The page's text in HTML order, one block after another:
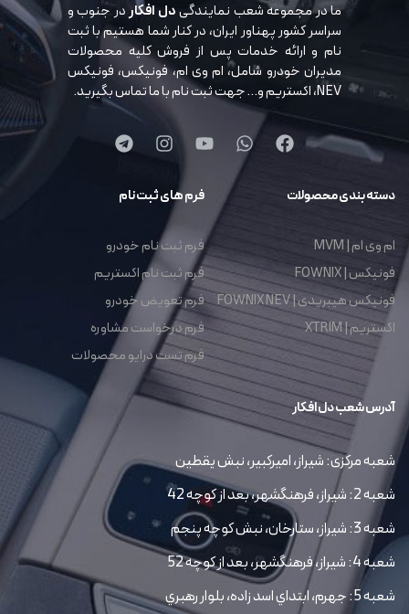
ما در مجموعه شعب نمایندگیدل افکاردر جنوب و
سراسر کشور پهناور ایران، در کنار شما هستیم با ثبت
نام و ارائه خدمات پس از فروش کلیه محصولات
مدیران خودرو شامل، ام وی ام، فونیکس، فونیکس
NEV، اکستریم و… جهت ثبت نام با ما تماس بگیرید.
دسته بندی محصولات
ام وی ام | MVM
فونیکس | FOWNIX
فونیکس هیبریدی | FOWNIX NEV
اکستریم | XTRIM
فرم های ثبت نام
فرم ثبت نام خودرو
فرم ثبت نام اکستریم
فرم تعویض خودرو
فرم درخواست مشاوره
فرم تست درایو محصولات
آدرس شعب دل افکار
شعبه مرکزی: شیراز، امیرکبیر، نبش یقطین
شعبه 2: شیراز، فرهنگشهر، بعد از کوچه 42
شعبه 3: شیراز، ستارخان، نبش کوچه پنجم
شعبه 4: شیراز، فرهنگشهر، بعد از کوچه 52
شعبه 5: جهرم، ابتداي اسد زاده، بلوار رهبري